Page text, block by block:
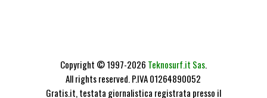
Copyright © 1997-2026 Teknosurf.it Sas.
All rights reserved. P.IVA 01264890052
Gratis.it, testata giornalistica registrata presso il